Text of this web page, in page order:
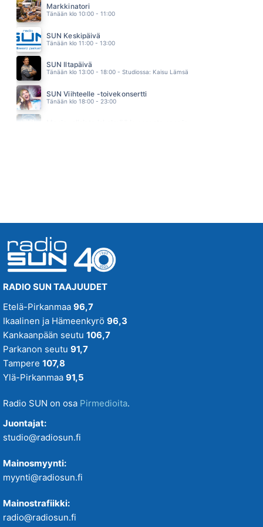
UP AROUND THE BEND
HANOI ROCKS
Markkinatori
Tänään klo 10:00 - 11:00
SUN Keskipäivä
Tänään klo 11:00 - 13:00
SUN Iltapäivä
Tänään klo 13:00 - 18:00 - Studiossa: Kaisu Lämsä
SUN Viihteelle -toivekonsertti
Tänään klo 18:00 - 23:00
RADIO SUN TAAJUUDET
Etelä-Pirkanmaa 96,7
Ikaalinen ja Hämeenkyrö 96,3
Kankaanpään seutu 106,7
Parkanon seutu 91,7
Tampere 107,8
Ylä-Pirkanmaa 91,5
Radio SUN on osa Pirmedioita.
Juontajat:
studio@radiosun.fi
Mainosmyynti:
myynti@radiosun.fi
Mainostrafiikki:
radio@radiosun.fi